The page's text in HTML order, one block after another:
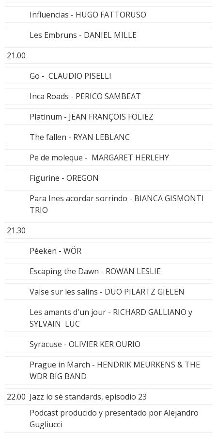
Influencias - HUGO FATTORUSO
Les Embruns - DANIEL MILLE
21.00
Go - CLAUDIO PISELLI
Inca Roads - PERICO SAMBEAT
Platinum - JEAN FRANÇOIS FOLIEZ
The fallen - RYAN LEBLANC
Pe de moleque - MARGARET HERLEHY
Figurine - OREGON
Para Ines acordar sorrindo - BIANCA GISMONTI
TRIO
21.30
Péeken - WÖR
Escaping the Dawn - ROWAN LESLIE
Valse sur les salins - DUO PILARTZ GIELEN
Les amants d'un jour - RICHARD GALLIANO y
SYLVAIN LUC
Syracuse - OLIVIER KER OURIO
Prague in March - HENDRIK MEURKENS & THE
WDR BIG BAND
22.00 Jazz lo sé standards, episodio 23
Podcast producido y presentado por Alejandro
Gugliucci